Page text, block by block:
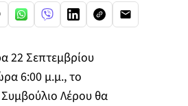
22 Σεπτεμβρίου
6:00 μ.μ., το
Λέρου θα